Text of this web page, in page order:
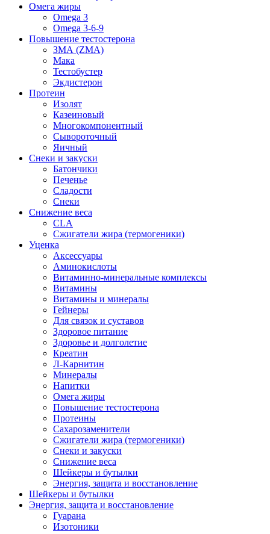
Омега жиры
Omega 3
Omega 3-6-9
Повышение тестостерона
ЗМА (ZMA)
Мака
Тестобустер
Экдистерон
Протеин
Изолят
Казеиновый
Многокомпонентный
Сывороточный
Яичный
Снеки и закуски
Батончики
Печенье
Сладости
Снеки
Снижение веса
CLA
Сжигатели жира (термогеники)
Уценка
Аксессуары
Аминокислоты
Витаминно-минеральные комплексы
Витамины
Витамины и минералы
Гейнеры
Для связок и суставов
Здоровое питание
Здоровье и долголетие
Креатин
Л-Карнитин
Минералы
Напитки
Омега жиры
Повышение тестостерона
Протеины
Сахарозаменители
Сжигатели жира (термогеники)
Снеки и закуски
Снижение веса
Шейкеры и бутылки
Энергия, защита и восстановление
Шейкеры и бутылки
Энергия, защита и восстановление
Гуарана
Изотоники